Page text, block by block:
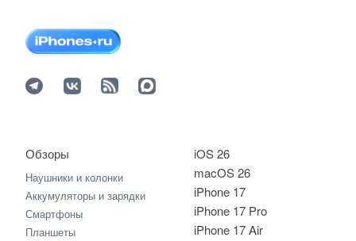
iOS 26
macOS 26
iPhone 17
iPhone 17 Pro
iPhone 17 Air
Обзоры
Наушники и колонки
Аккумуляторы и зарядки
Смартфоны
Планшеты